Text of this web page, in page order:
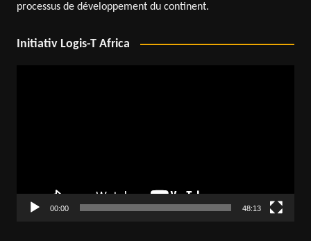
processus de développement du continent.
Initiativ Logis-T Africa
00:00 48:13